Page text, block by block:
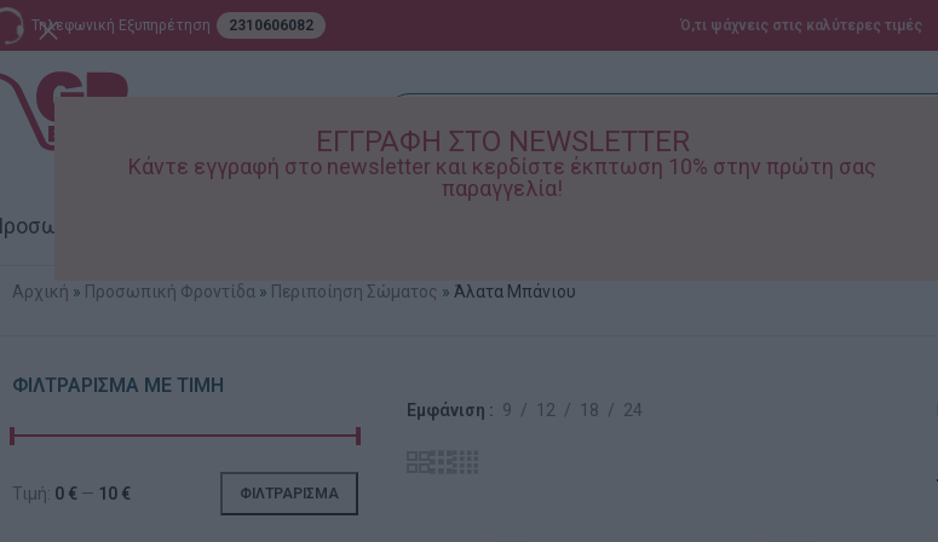
ΕΓΓΡΑΦΗ ΣΤΟ NEWSLETTER
Κάντε εγγραφή στο newsletter και κερδίστε έκπτωση 10% στην πρώτη σας
παραγγελία!
Τηλεφωνική Εξυπηρέτηση 2310606082 Ό,τι ψάχνεις στις καλύτερες τιμές
Φροντίδα
Αρχική » Προσωπική Φροντίδα » Περιποίηση Σώματος » Άλατα Μπάνιου
ΦΙΛΤΡΆΡΙΣΜΑ ΜΕ ΤΙΜΉ
ΦΙΛΤΡΆΡΙΣΜΑ
Τιμή: 0 € — 10 €
Εμφάνιση 9 12 18 24